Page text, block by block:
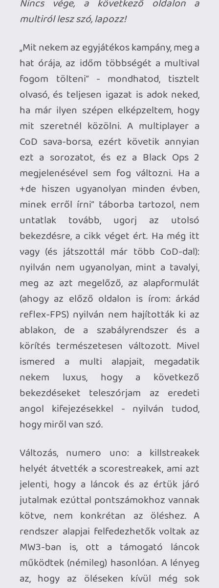
Változás, numero due: a felszerelés
összeállítása ezúttal tízpontos
szabadon oszthatsz ki a cuccok között.
Minden fegyver / felszerelés / perk egy
pontot ér, ezek mellé belépnek még az
ún. „wildcardok” is. A kártyák szintén
egypontosak, és további bónuszokat
biztosítanak, a behívásukkal
felpakolhatsz például még egy bónusz
perket valamelyik csoportból, de vihetsz
magaddal elsődleges fegyvert is
másodlagos fegyverként. Az új szisztéma
az eddigi legnagyobb szabadságot
biztosító Call of Duty-s cucc-
összeállítást eredményezni, lehet, és
érdemes is kísérletezni vele, hogy
megtaláld a játékstílusodhoz leginkább
passzoló kombinációkat. Nem viszel
másodlagos fegyvert, inkább bepakolsz
még egy aknát? Lemondasz a gránátról,
és egy kiegészítőről, de felpakolsz négy
perket? Kilősz valamit, hogy három
kiegészítőt pakolj az elsődlegesre?
Lehetőséged lesz rá, a rendszer flexibilis.
Akik a pörgős játékmenet miatt tartják
távol magukat a sorozattól, nem ezzel a
résszel fognak beleszeretni. A Black Ops
2 gyors, a tempó kifejezetten hajtós,
pattogós. A pályák (tizennégy van
belőlük) részben az első BO-t idézik,
részben a „tükörpálya” kategóriába
tartoznak, jellemzően közepes
méretűek, egy-két kivétellel mindkét
(nagy és kicsi) irányba. Az első
szoktam húzni a számat, a többi teljesen
jó ritmusú, jól játszható, izgalmas terület.
Általánosan jellemző rájuk, hogy kevés a
biztonsági zóna, nehéz elbújni, és
rengeteg olyan terület van, ami száz
irányból belőhető - a Turbine kódnéven
futó pálya ötven százaléka vércsatorna,
de szinte minden térképnek megvannak
azok a szakaszai, ahol nagyon könnyen,
nagyon gyorsan meg lehet halni. Mivel a
scorestreak jutalmak nem rakódnak